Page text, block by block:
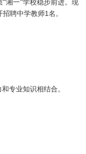
湘一”学校稳步前进。现
招聘中学教师1 名。
专业知识相结合。